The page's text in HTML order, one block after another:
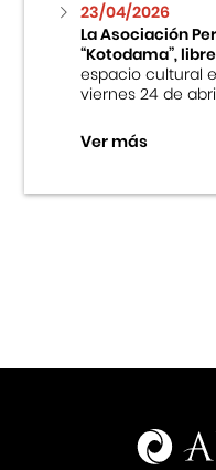
23/04/2026
La Asociación
“Kotodama”,
espacio cultural
viernes 24 de
Ver más